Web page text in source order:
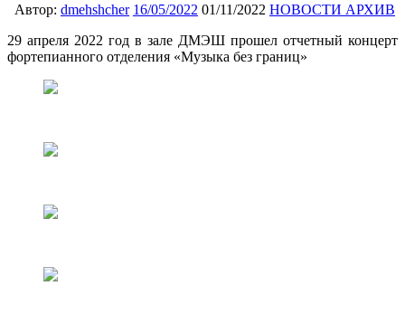
Автор: dmehshcher 16/05/2022 01/11/2022 НОВОСТИ АРХИВ
29 апреля 2022 год в зале ДМЭШ прошел отчетный концерт
фортепианного отделения «Музыка без границ»